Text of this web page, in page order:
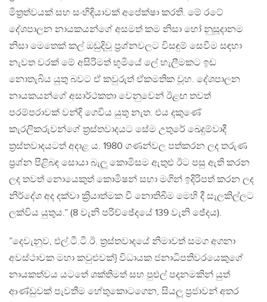
මිත්‍රත්වයක් සහ සංහිඳියාවක් අපේක්ෂා කරති. මේ රටේ
දේශපාලන නායකයන්ගේ අසමත් කම නිසා හෝ නුසූදානම
නිසා මෙතෙක් කල් ඔඩුදිවූ ප්‍රශ්නවලට විසඳුම් සෙවීම සඳහා
නැවත වරක් මේ අසිරිමත් භූමියේ ලේ හැලීමකට ඉඩ
නොතැබිය යුතු බවට ඒ කවුරුත් ඒකමතික වූහ. දේශපාලන
නායකයන්ගේ අසාර්ථකතා වෙනුවෙන් ඊළඟ තවත්
පරම්පරාවක් වන්දි ගෙවිය යුතු නැත. එය දකුණේ
කැරලිකරුවන්ගේ ත්‍රස්තවාදයට සේම උතුරේ ඛෙදුම්වාදී
ත්‍රස්තවාදයටත් අදාළ ය. 1980 ගණන්වල පත්කරන ලද තරුණ
ප්‍රශ්න පිළිබඳ සොයා බැලූ කොමිසම ඇතුළු ඊට පසු ඇති කරන
ලද තවත් නොයෙකුත් කොමිෂන් සභා මගින් ඉදිරිපත් කරන ලද
නිර්දේශ අද දක්වා ක්‍රියාත්මක වී නොතිබීම මෙහි දී සැලකිල්ලට
ලක්විය යුතුය.” (8 වැනි පරිච්ඡේදයේ 139 වැනි ඡේදය).
”දෙවැනුව, එල්.ටී.ටී.ඊ. ත්‍රස්තවාදයේ නිමාවත් සමග අගනා
අවස්ථාවක මහා කවුළුවක්} විධායක ජනාධිපතිවරයෙකුගේ
නායකත්වය යටතේ ශක්තිමත් සහ පුළුල් පදනමකින් යුත්
ආණ්ඩුවක් පැවතීම හේතුකොටගෙන, සියලූ ප්‍රජාවන් අතර